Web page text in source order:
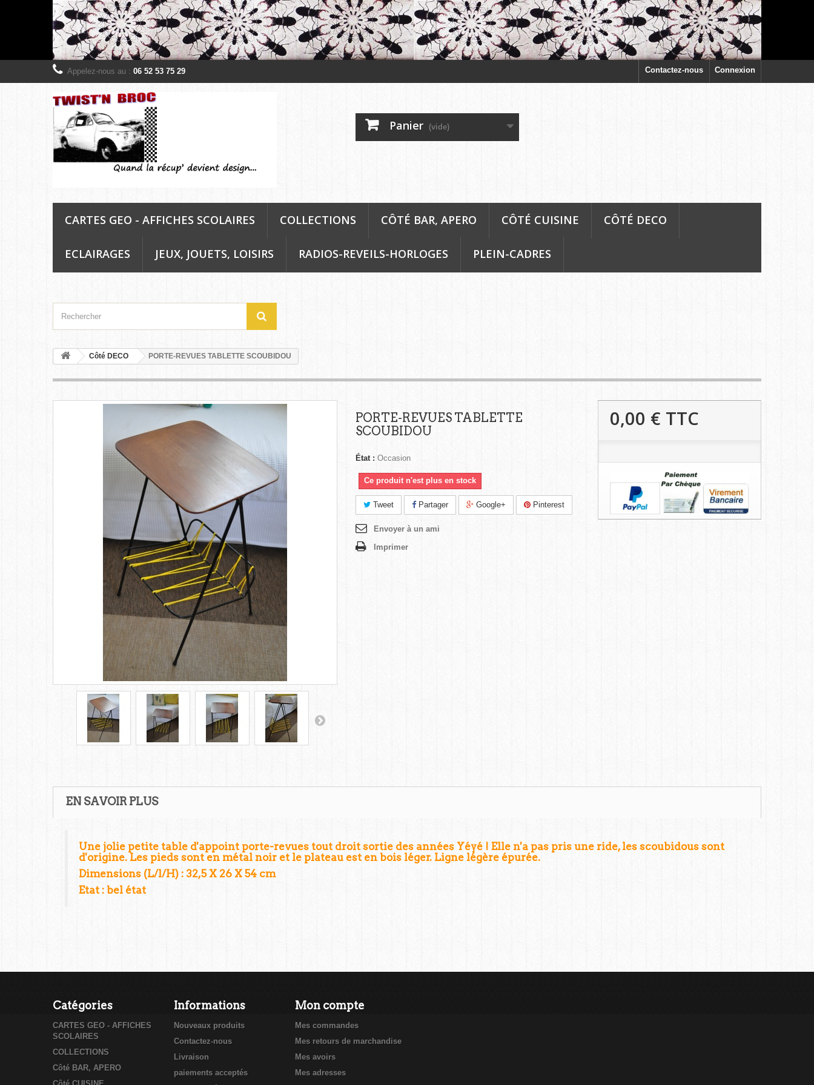
Connexion
Contactez-nous
Appelez-nous au : 06 52 53 75 29
Panier (vide)
CARTES GEO - AFFICHES SCOLAIRES COLLECTIONS CÔTÉ BAR, APERO CÔTÉ CUISINE CÔTÉ DECO
ECLAIRAGES JEUX, JOUETS, LOISIRS RADIOS-REVEILS-HORLOGES PLEIN-CADRES
Côté DECO PORTE-REVUES TABLETTE SCOUBIDOU
PORTE-REVUES TABLETTE
SCOUBIDOU
État : Occasion
Ce produit n'est plus en stock
Tweet Partager Google+ Pinterest
Envoyer à un ami
Imprimer
0,00 € TTC
EN SAVOIR PLUS
Une jolie petite table d'appoint porte-revues tout droit sortie des années Yéyé ! Elle n'a pas pris une ride, les scoubidous sont
d'origine. Les pieds sont en métal noir et le plateau est en bois léger. Ligne légère épurée.
Dimensions (L/l/H) : 32,5 X 26 X 54 cm
Etat : bel état
Catégories
CARTES GEO - AFFICHES
SCOLAIRES
COLLECTIONS
Côté BAR, APERO
Informations
Nouveaux produits
Contactez-nous
Livraison
paiements acceptés
Mon compte
Mes commandes
Mes retours de marchandise
Mes avoirs
Mes adresses